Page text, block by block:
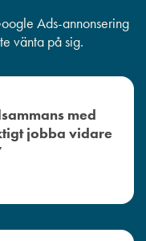
Ads-annonsering
vänta på sig.
med
jobba vidare